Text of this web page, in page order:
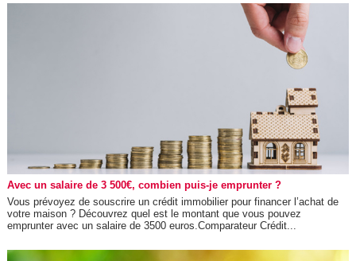
Avec un salaire de 3 500€, combien puis-je emprunter ?
Vous prévoyez de souscrire un crédit immobilier pour financer l’achat de
votre maison ? Découvrez quel est le montant que vous pouvez
emprunter avec un salaire de 3500 euros.Comparateur Crédit...